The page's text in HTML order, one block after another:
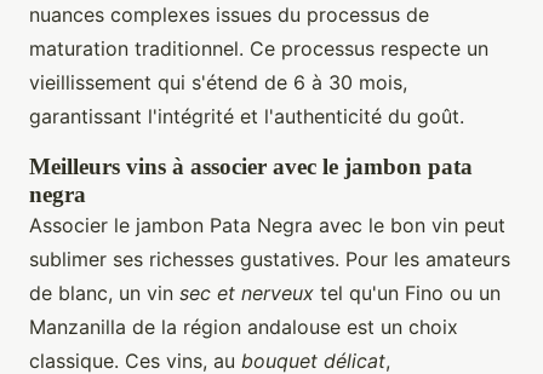
nuances complexes issues du processus de
maturation traditionnel. Ce processus respecte un
vieillissement qui s'étend de 6 à 30 mois,
garantissant l'intégrité et l'authenticité du goût.
Meilleurs vins à associer avec le jambon pata
negra
Associer le jambon Pata Negra avec le bon vin peut
sublimer ses richesses gustatives. Pour les amateurs
de blanc, un vin sec et nerveux tel qu'un Fino ou un
Manzanilla de la région andalouse est un choix
classique. Ces vins, au bouquet délicat,